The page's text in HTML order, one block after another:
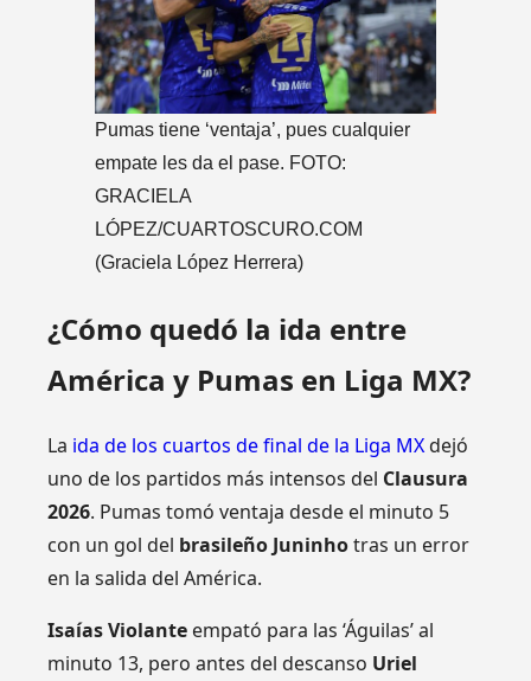
Pumas tiene ‘ventaja’, pues cualquier
empate les da el pase. FOTO:
GRACIELA
LÓPEZ/CUARTOSCURO.COM
(Graciela López Herrera)
¿Cómo quedó la ida entre
América y Pumas en Liga MX?
La ida de los cuartos de final de la Liga MXdejó
uno de los partidos más intensos del Clausura
2026. Pumas tomó ventaja desde el minuto 5
con un gol del brasileño Juninhotras un error
en la salida del América.
Isaías Violante empató para las ‘Águilas’ al
minuto 13, pero antes del descanso Uriel